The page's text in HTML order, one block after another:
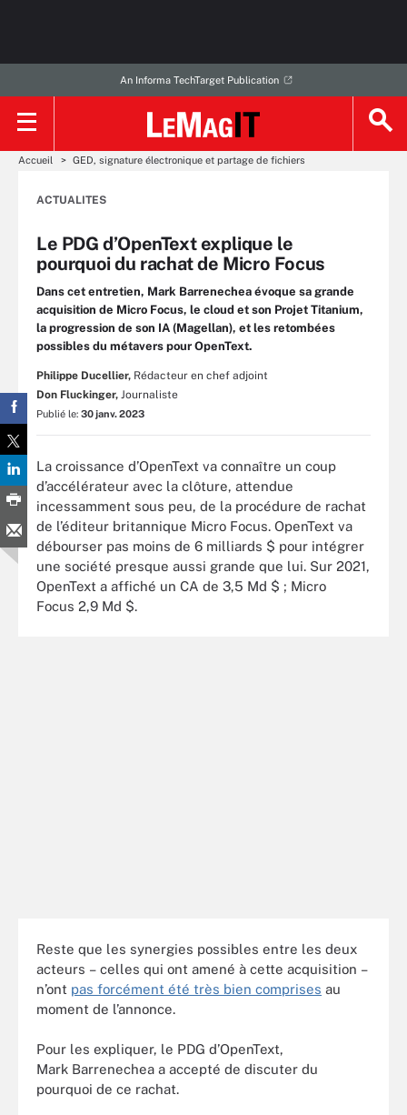
An Informa TechTarget Publication
Accueil GED, signature électronique et partage de fichiers
ACTUALITES
Le PDG d’OpenText explique le
pourquoi du rachat de Micro Focus
Dans cet entretien, Mark Barrenechea évoque sa grande
acquisition de Micro Focus, le cloud et son Projet Titanium,
la progression de son IA (Magellan), et les retombées
possibles du métavers pour OpenText.
Philippe Ducellier, Rédacteur en chef adjoint
Don Fluckinger, Journaliste
Publié le: 30 janv. 2023
La croissance d’OpenText va connaître un coup
d’accélérateur avec la clôture, attendue
incessamment sous peu, de la procédure de rachat
de l’éditeur britannique Micro Focus. OpenText va
débourser pas moins de 6 milliards $ pour intégrer
une société presque aussi grande que lui. Sur 2021,
OpenText a affiché un CA de 3,5 Md $ ; Micro
Focus 2,9 Md $.
Reste que les synergies possibles entre les deux
acteurs – celles qui ont amené à cette acquisition –
n’ont pas forcément été très bien comprises au
moment de l’annonce.
Pour les expliquer, le PDG d’OpenText,
Mark Barrenechea a accepté de discuter du
pourquoi de ce rachat.